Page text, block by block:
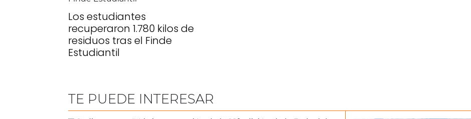
Los estudiantes
recuperaron 1.780 kilos de
residuos tras el Finde
Estudiantil
TE PUEDE INTERESAR